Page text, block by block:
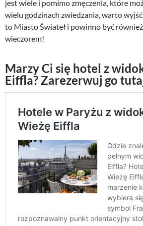
jest wiele i pomimo zmęczenia, które
wielu godzinach zwiedzania, warto
to Miasto Świateł i powinno być
wieczorem!
Marzy Ci się hotel z
Eiffla? Zarezerwuj go